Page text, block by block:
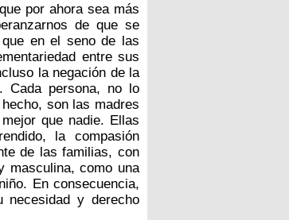
por ahora sea más
de que se
en el seno de las
entre sus
la negación de la
Cada persona, no lo
son las madres
que nadie. Ellas
la compasión
de las familias, con
masculina, como una
En consecuencia,
necesidad y derecho